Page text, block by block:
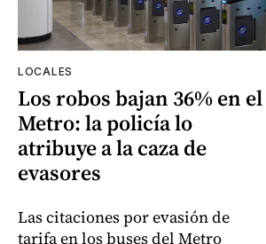
LOCALES
Los robos bajan 36% en el
Metro: la policía lo
atribuye a la caza de
evasores
Las citaciones por evasión de
tarifa en los buses del Metro